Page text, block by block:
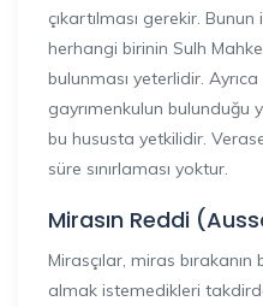
çıkartılması gerekir.
herhangi birinin Sulh
bulunması yeterlidir. Ayrıca
gayrımenkulun bulunduğu
bu hususta yetkilidir.
süre sınırlaması yoktur.
Mirasın Reddi
Mirasçılar, miras
almak istemedikleri